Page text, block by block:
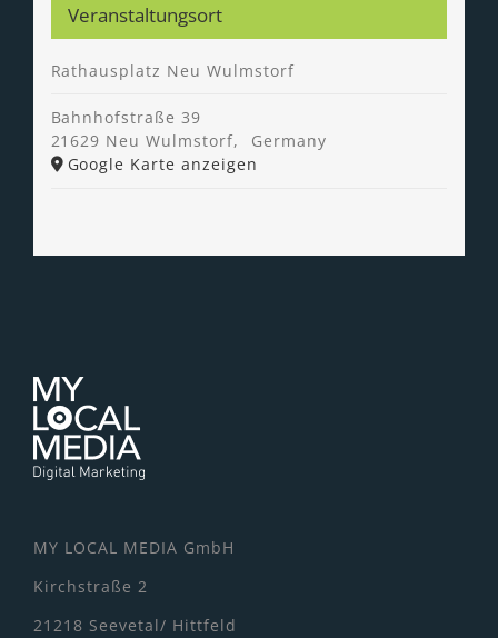
Veranstaltungsort
Rathausplatz Neu Wulmstorf
Bahnhofstraße 39
21629 Neu Wulmstorf,
Germany
Google Karte anzeigen
MY LOCAL MEDIA GmbH
Kirchstraße 2
21218 Seevetal/ Hittfeld